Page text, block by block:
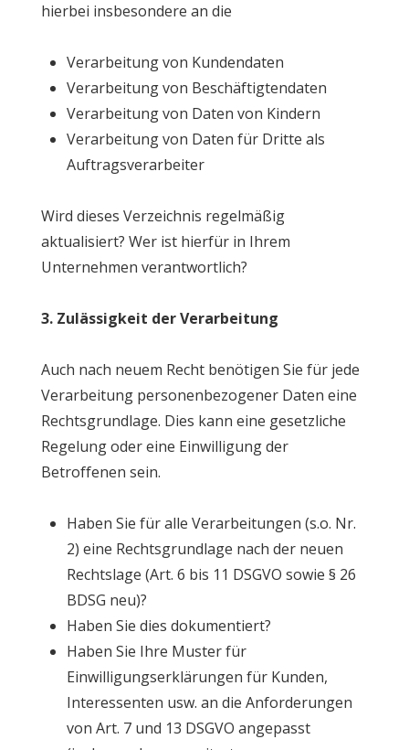
hierbei insbesondere an die
Verarbeitung von Kundendaten
Verarbeitung von Beschäftigtendaten
Verarbeitung von Daten von Kindern
Verarbeitung von Daten für Dritte als
Auftragsverarbeiter
Wird dieses Verzeichnis regelmäßig
aktualisiert? Wer ist hierfür in Ihrem
Unternehmen verantwortlich?
3. Zulässigkeit der Verarbeitung
Auch nach neuem Recht benötigen Sie für jede
Verarbeitung personenbezogener Daten eine
Rechtsgrundlage. Dies kann eine gesetzliche
Regelung oder eine Einwilligung der
Betroffenen sein.
Haben Sie für alle Verarbeitungen (s.o. Nr.
2) eine Rechtsgrundlage nach der neuen
Rechtslage (Art. 6 bis 11 DSGVO sowie § 26
BDSG neu)?
Haben Sie dies dokumentiert?
Haben Sie Ihre Muster für
Einwilligungserklärungen für Kunden,
Interessenten usw. an die Anforderungen
von Art. 7 und 13 DSGVO angepasst